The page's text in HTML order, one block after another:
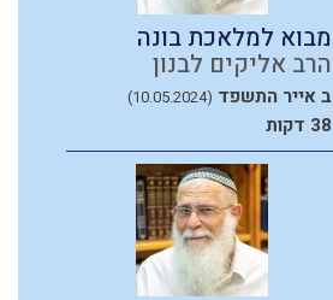
מבוא למלאכת בונה
הרב אליקים לבנון
ב אייר התשפד (10.05.2024)
38 דקות